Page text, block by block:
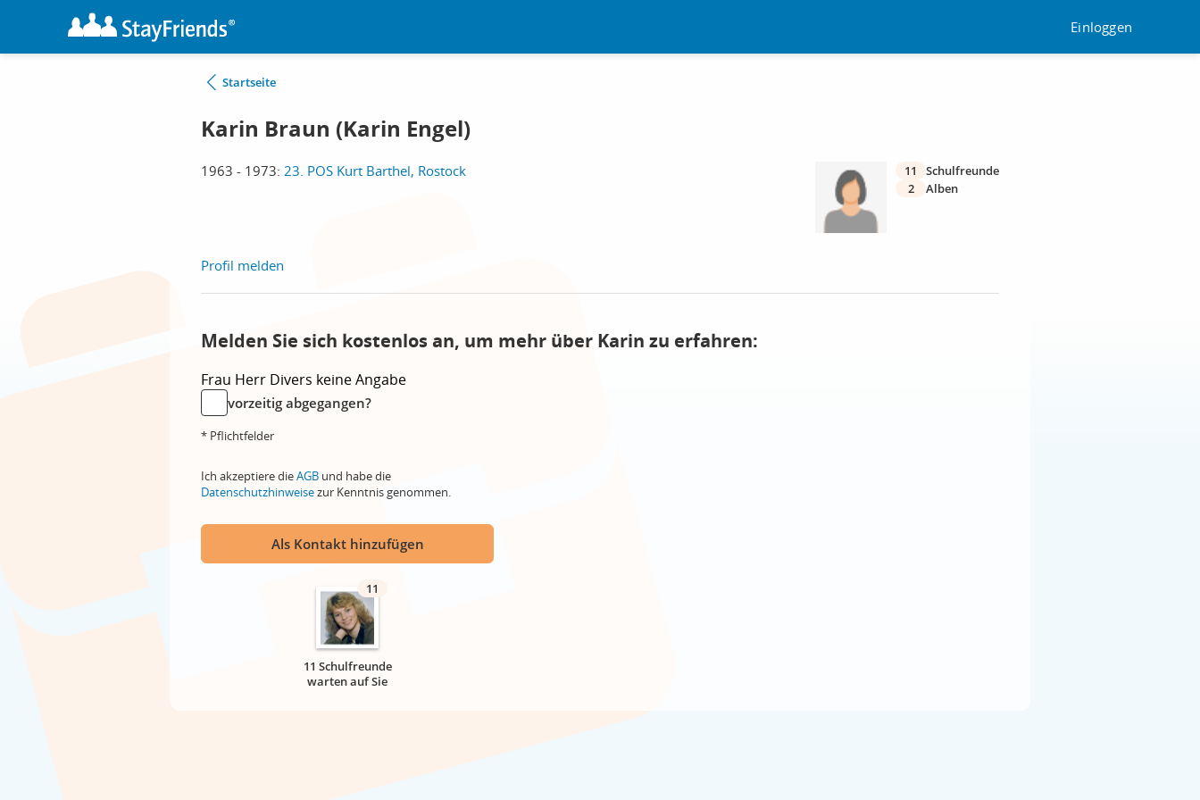
Einloggen
Startseite
Karin Braun (Karin Engel)
1963 - 1973: 23. POS Kurt Barthel, Rostock 11
Schulfreunde
2
Alben
Profil melden
Melden Sie sich kostenlos an, um mehr über Karin zu erfahren:
Frau Herr Divers keine Angabe
vorzeitig abgegangen?
* Pflichtfelder
Ich akzeptiere dieAGB und habe die
Datenschutzhinweisezur Kenntnis genommen.
Als Kontakt hinzufügen
11
11 Schulfreunde
warten auf Sie